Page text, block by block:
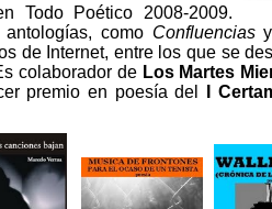
Todo Poético 2008-2009.
como Confluenciasy
de Internet, entre los que se
colaborador de Los Martes
premio en poesía del
I